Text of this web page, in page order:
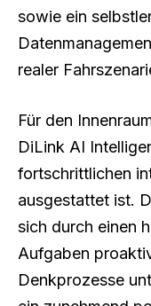
sowie ein
realer
Für den
DiLink AI
fortschrittlichen
ausgestattet ist.
sich durch einen
Aufgaben
Denkprozesse